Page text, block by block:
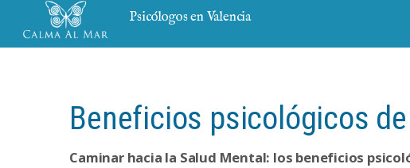
Psicólogos en Valencia
Beneficios psicológicos
Caminar hacia la Salud Mental: los beneficios